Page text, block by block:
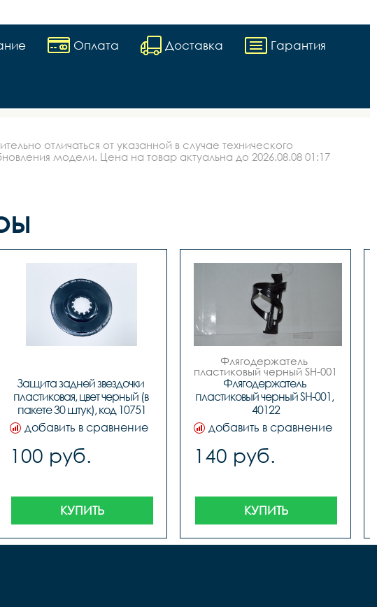
Оплата Доставка Гарантия
отличаться от указанной в случае технического
модели. Цена на товар актуальна до 2026.08.08 01:17
Защита задней звездочки
пластиковая, цвет черный (в
пакете 30 штук), код 10751
добавить в сравнение
100 руб.
КУПИТЬ
Флягодержатель
пластиковый черный SH-001
код. 40122
Флягодержатель
пластиковый черный SH-001,
40122
добавить в сравнение
140 руб.
КУПИТЬ